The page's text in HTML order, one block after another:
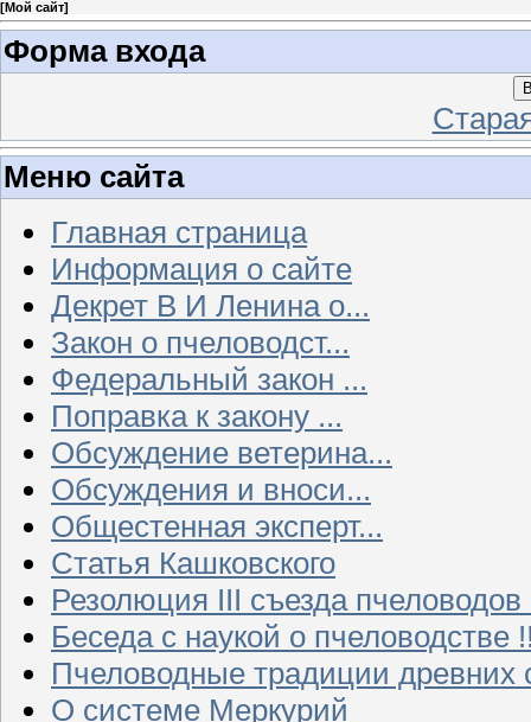
[Мой сайт]
Форма входа
Меню сайта
Главная страница
Информация о сайте
Декрет В И Ленина о...
Закон о пчеловодст...
Федеральный закон ...
Поправка к закону ...
Обсуждение ветерина...
Обсуждения и вноси...
Общестенная эксперт...
Статья Кашковского
Резолюция III съезда
Беседа с наукой о пчеловодстве
Пчеловодные традиции древних
О системе Меркурий